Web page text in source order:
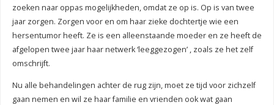
zoeken naar oppas mogelijkheden, omdat ze op is. Op is van twee
jaar zorgen. Zorgen voor en om haar zieke dochtertje wie een
hersentumor heeft. Ze is een alleenstaande moeder en ze heeft de
afgelopen twee jaar haar netwerk ‘leeggezogen’ , zoals ze het zelf
omschrijft.
Nu alle behandelingen achter de rug zijn, moet ze tijd voor zichzelf
gaan nemen en wil ze haar familie en vrienden ook wat gaan